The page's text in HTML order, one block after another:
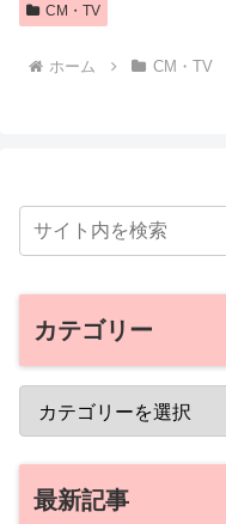
CM・TV
ホーム CM・TV
カテゴリー
最新記事